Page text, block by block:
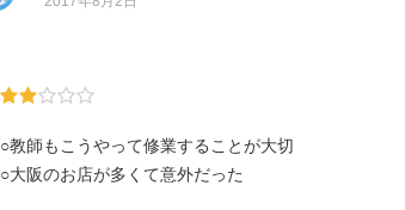
○教師もこうやって修業することが大切
○大阪のお店が多くて意外だった